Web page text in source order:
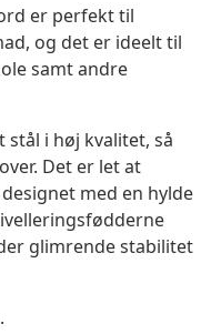
er perfekt til
og det er ideelt til
samt andre
i høj kvalitet, så
Det er let at
med en hylde
glimrende stabilitet